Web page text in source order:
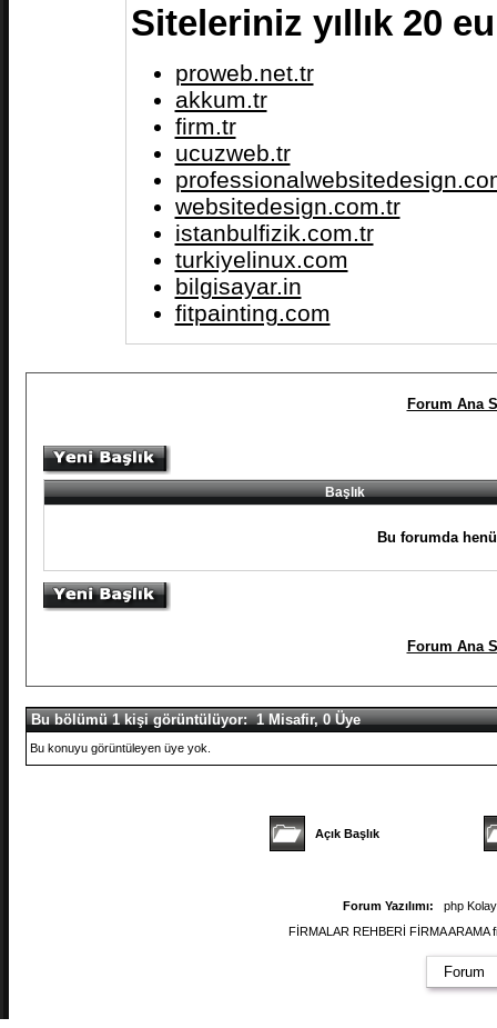
Siteleriniz yıllık 20
proweb.net.tr
akkum.tr
firm.tr
ucuzweb.tr
websitedesign.com.tr
istanbulfizik.com.tr
turkiyelinux.com
bilgisayar.in
fitpainting.com
Forum Ana
Başlık
Bu forumda
Forum Ana
Bu bölümü 1 kişi görüntülüyor: 1 Misafir, 0 Üye
Bu konuyu görüntüleyen üye yok.
Açık Başlık
Forum Yazılımı:
php
FİRMALAR REHBERİ FİRMA
Forum